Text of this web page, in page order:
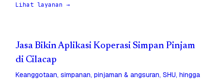
Lihat layanan →
Jasa Bikin Aplikasi Koperasi Simpan Pinjam
di Cilacap
Keanggotaan, simpanan, pinjaman & angsuran, SHU, hingga